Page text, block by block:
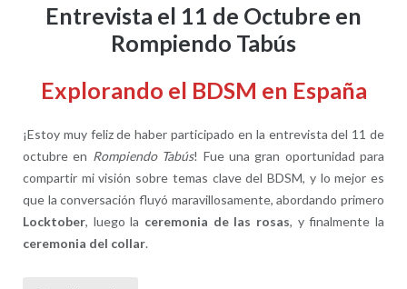
Entrevista el 11 de Octubre en
Rompiendo Tabús
Explorando el BDSM en España
¡Estoy muy feliz de haber participado en la entrevista del 11 de
octubre en Rompiendo Tabús! Fue una gran oportunidad para
compartir mi visión sobre temas clave del BDSM, y lo mejor es
que la conversación fluyó maravillosamente, abordando primero
Locktober, luego la ceremonia de las rosas, y finalmente la
ceremonia del collar.